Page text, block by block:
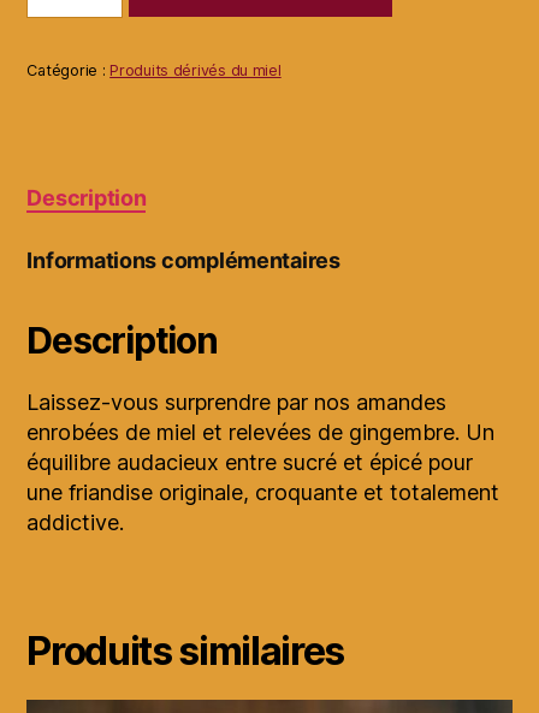
Amandes
Miel
Catégorie : Produits dérivés du miel
Description
Informations complémentaires
Description
Laissez-vous surprendre par nos amandes
enrobées de miel et relevées de gingembre. Un
équilibre audacieux entre sucré et épicé pour
une friandise originale, croquante et totalement
addictive.
Produits similaires